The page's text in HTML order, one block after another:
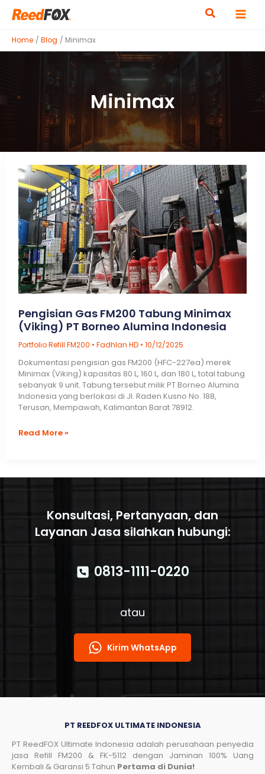
Home Blog Minimax
Minimax
Pengisian Gas FM200 Tabung Minimax
(Viking) PT Borneo Alumina Indonesia
Portfolio Refill FM200 • Fadhlan HD • 10/12/2025
Dokumentasi pengisian gas FM200 (HFC-227ea) merek
Minimax (Viking) kapasitas 80 L, 160 L, dan 180 L, total tabung
sebanyak 9 unit. Tabung tersebut milik PT Borneo Alumina
Indonesia yang berlokasi di Jl. Raden Kusno No. 188,
Terusan, Mempawah, Kalimantan Barat 78912.
Pengisian
Minimax
Alumina
Indonesia
Read More »
Konsultasi, Pertanyaan, dan
Layanan Jasa silahkan hubungi:
0813-1111-0220
atau
Kirim WhatsApp
PT REEDFOX ULTIMATE INDONESIA
PT ReedFOX Ultimate Indonesia adalah perusahaan penyedia
jasa Refill FM200 & FK-5112 dengan Jaminan 100% Uang
Kembali & Garansi 5 Tahun Pertama di Dunia!